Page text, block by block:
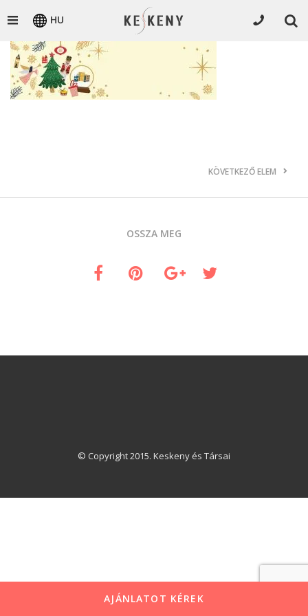
HU
KÖVETKEZŐ ELEM
OSSZA MEG
© Copyright 2015. Keskeny és Társai
AJÁNLATOT KÉREK